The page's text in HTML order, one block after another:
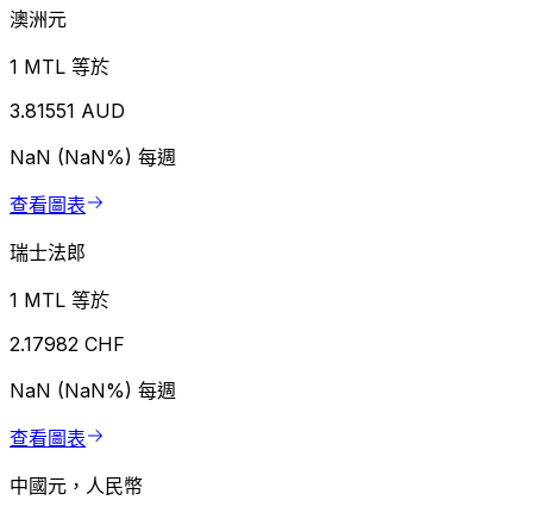
澳洲元
1 MTL 等於
3.81551 AUD
NaN (NaN%) 每週
查看圖表
瑞士法郎
1 MTL 等於
2.17982 CHF
NaN (NaN%) 每週
查看圖表
中國元，人民幣